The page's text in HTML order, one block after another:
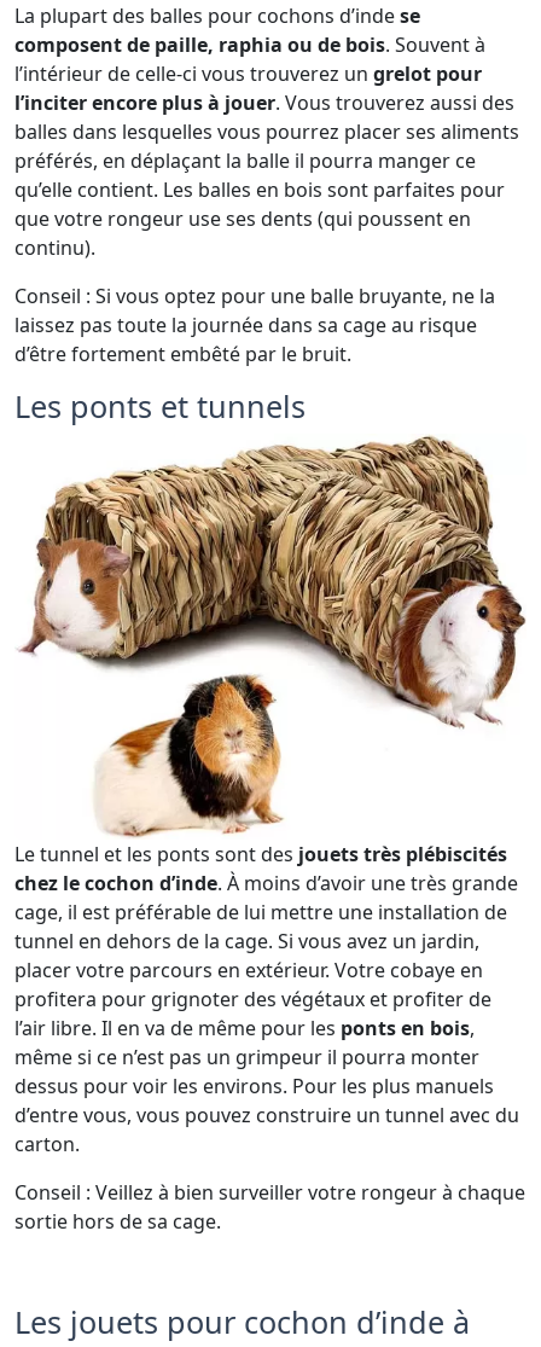
La plupart des balles pour cochons d’indese
composent de paille, raphia ou de bois. Souvent à
l’intérieur de celle-ci vous trouverez un grelot pour
l’inciter encore plus à jouer. Vous trouverez aussi des
balles dans lesquelles vous pourrez placer ses aliments
préférés, en déplaçant la balle il pourra manger ce
qu’elle contient. Les balles en bois sont parfaites pour
que votre rongeur use ses dents (qui poussent en
continu).
Conseil : Si vous optez pour une balle bruyante, ne la
laissez pas toute la journée dans sa cage au risque
d’être fortement embêté par le bruit.
Les ponts et tunnels
Le tunnel et les ponts sont des jouets très plébiscités
chez le cochon d’inde. À moins d’avoir une très grande
cage, il est préférable de lui mettre une installation de
tunnel en dehors de la cage. Si vous avez un jardin,
placer votre parcours en extérieur. Votre cobaye en
profitera pour grignoter des végétaux et profiter de
l’air libre. Il en va de même pour les ponts en bois,
même si ce n’est pas un grimpeur il pourra monter
dessus pour voir les environs. Pour les plus manuels
d’entre vous, vous pouvez construire un tunnel avec du
carton.
Conseil : Veillez à bien surveiller votre rongeur à chaque
sortie hors de sa cage.
Les jouets pour cochon d’inde à